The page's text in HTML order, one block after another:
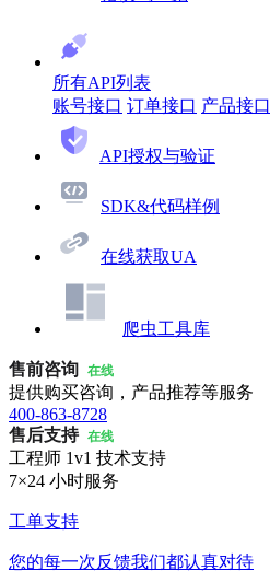
所有API列表
账号接口 订单接口 产品接口
API授权与验证
SDK&代码样例
在线获取UA
爬虫工具库
售前咨询 在线
提供购买咨询，产品推荐等服务
400-863-8728
售后支持 在线
工程师 1v1 技术支持
7×24 小时服务
工单支持
您的每一次反馈我们都认真对待